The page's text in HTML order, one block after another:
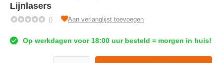
Lijnlasers
() Aan verlanglijst toevoegen
Op werkdagen voor 18:00 uur besteld = morgen in huis!